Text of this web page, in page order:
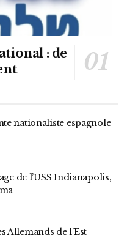
: de
nationaliste espagnole
de l’USS Indianapolis,
Allemands de l’Est